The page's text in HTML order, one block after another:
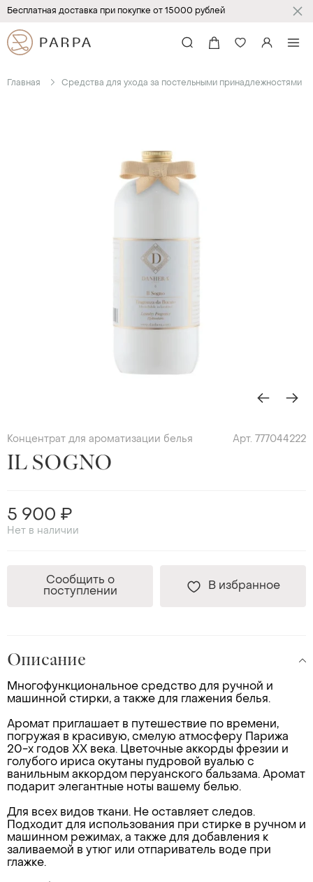
Бесплатная доставка при покупке от 15000 рублей
Главная Средства для ухода за постельными принадлежностями
Концентрат для ароматизации белья Арт. 777044222
IL SOGNO
5 900 ₽
Нет в наличии
Сообщить о
поступлении
В избранное
Описание
Многофункциональное средство для ручной и
машинной стирки, а также для глажения белья.
Аромат приглашает в путешествие по времени,
погружая в красивую, смелую атмосферу Парижа
20-х годов XX века. Цветочные аккорды фрезии и
голубого ириса окутаны пудровой вуалью с
ванильным аккордом перуанского бальзама. Аромат
подарит элегантные ноты вашему белью.
Для всех видов ткани. Не оставляет следов.
Подходит для использования при стирке в ручном и
машинном режимах, а также для добавления к
заливаемой в утюг или отпариватель воде при
глажке.